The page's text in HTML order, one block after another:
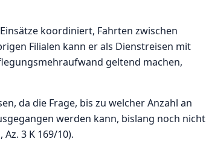
koordiniert, Fahrten zwischen
Filialen kann er als Dienstreisen mit
geltend machen,
da die Frage, bis zu welcher Anzahl an
werden kann, bislang noch nicht
3 K 169/10).